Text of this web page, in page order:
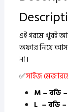
এই গরমে খুবই
অফার নিয়ে
না।
✅সাইজ
M – বডি
L – বডি